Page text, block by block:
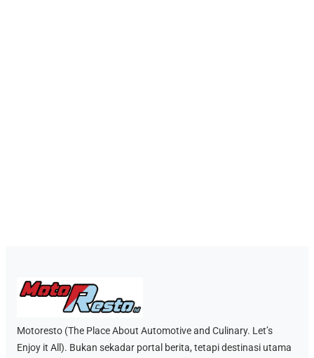
Motoresto (The Place About Automotive and Culinary. Let’s
Enjoy it All). Bukan sekadar portal berita, tetapi destinasi utama